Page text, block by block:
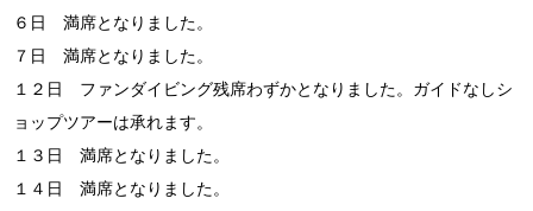
６日 満席となりました。
７日 満席となりました。
１２日 ファンダイビング残席わずかとなりました。ガイドなしシ
ョップツアーは承れます。
１３日 満席となりました。
１４日 満席となりました。